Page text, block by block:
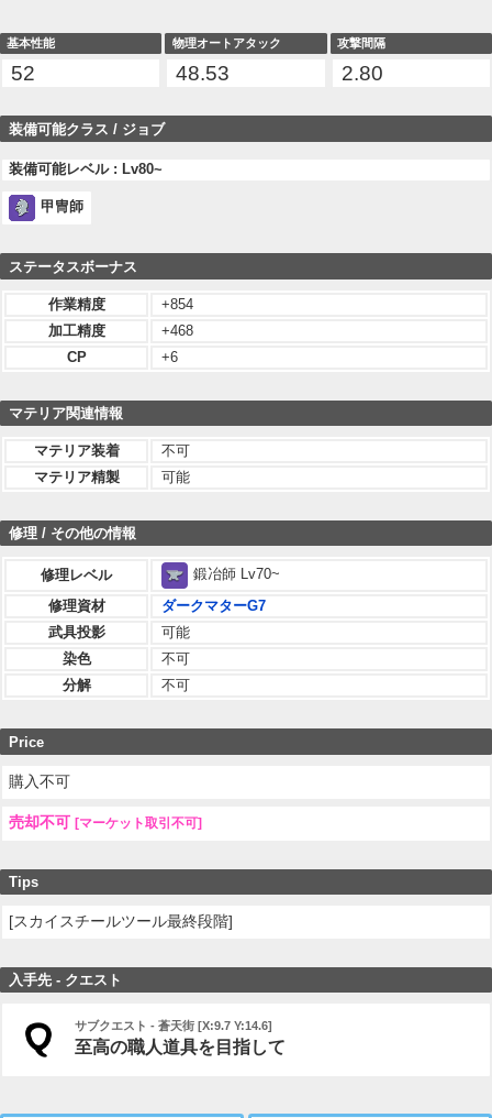
基本性能
52
物理オートアタック
48.53
攻撃間隔
2.80
装備可能クラス / ジョブ
装備可能レベル : Lv80~
甲冑師
ステータスボーナス
作業精度
+854
加工精度
+468
CP
+6
マテリア関連情報
マテリア装着
不可
マテリア精製
可能
修理 / その他の情報
修理レベル
鍛冶師 Lv70~
修理資材
ダークマターG7
武具投影
可能
染色
不可
分解
不可
Price
購入不可
売却不可 [マーケット取引不可]
Tips
[スカイスチールツール最終段階]
入手先 - クエスト
サブクエスト - 蒼天街 [X:9.7 Y:14.6]
至高の職人道具を目指して